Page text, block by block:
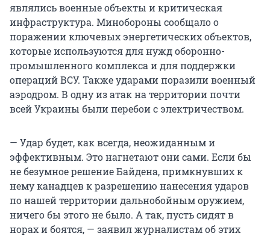
являлись военные объекты и критическая
инфраструктура. Минобороны сообщало о
поражении ключевых энергетических объектов,
которые используются для нужд оборонно-
промышленного комплекса и для поддержки
операций ВСУ. Также ударами поразили военный
аэродром. В одну из атак на территории почти
всей Украины были перебои с электричеством.
— Удар будет, как всегда, неожиданным и
эффективным. Это нагнетают они сами. Если бы
не безумное решение Байдена, примкнувших к
нему канадцев к разрешению нанесения ударов
по нашей территории дальнобойным оружием,
ничего бы этого не было. А так, пусть сидят в
норах и боятся, — заявил журналистам об этих